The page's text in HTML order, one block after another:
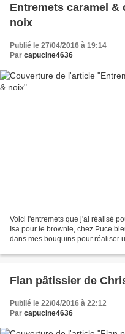
Entremets caramel &
noix
Publié le 27/04/2016 à 19:14
Par capucine4636
Voici l'entremets que j'ai réalisé
Isa pour le brownie, chez Puce
dans mes bouquins pour réaliser
Flan pâtissier de
Publié le 22/04/2016 à 22:12
Par capucine4636